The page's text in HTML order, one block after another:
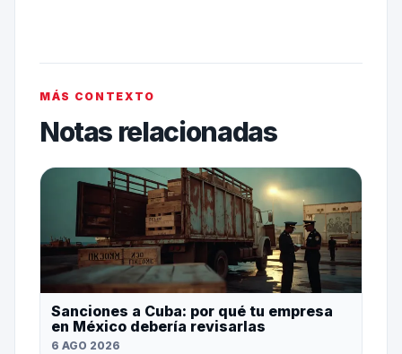
MÁS CONTEXTO
Notas relacionadas
Sanciones a Cuba: por qué tu empresa
en México debería revisarlas
6 AGO 2026